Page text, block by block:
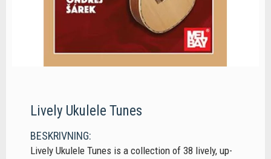
Lively Ukulele Tunes
BESKRIVNING:
Lively Ukulele Tunes is a collection of 38 lively, up-